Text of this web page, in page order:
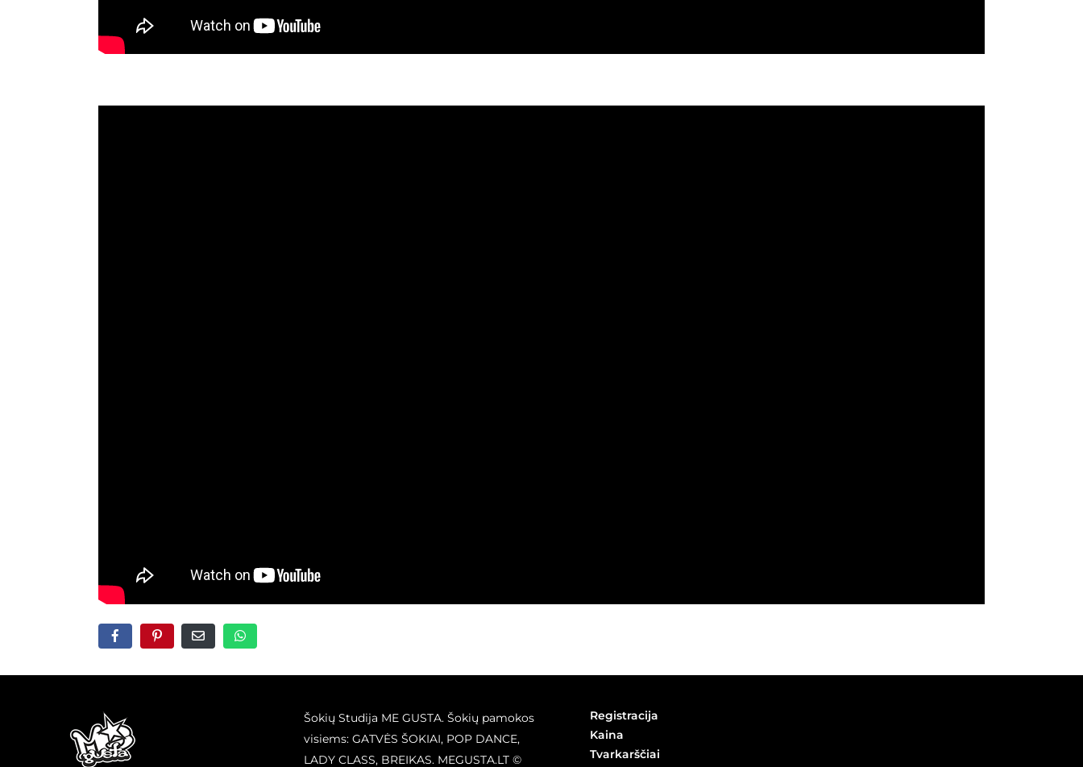
Šokių Studija ME GUSTA. Šokių pamokos
visiems: GATVĖS ŠOKIAI, POP DANCE,
LADY CLASS, BREIKAS. MEGUSTA.LT ©
Registracija
Kaina
Tvarkarščiai